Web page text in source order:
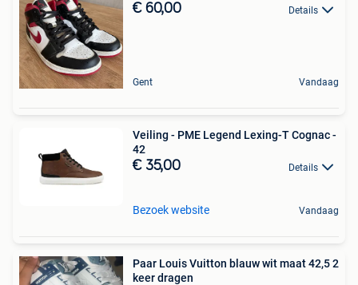
€ 60,00 Details
Gent Vandaag
Veiling - PME Legend Lexing-T Cognac -
42
€ 35,00 Details
Bezoek website Vandaag
Paar Louis Vuitton blauw wit maat 42,5 2
keer dragen